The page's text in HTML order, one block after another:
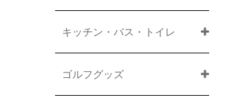
キッチン・バス・トイレ
ゴルフグッズ